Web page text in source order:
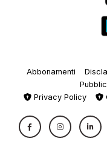
Abbonamenti
Privacy Policy